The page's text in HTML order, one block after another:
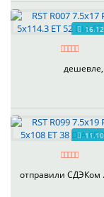
отправили СДЭКом